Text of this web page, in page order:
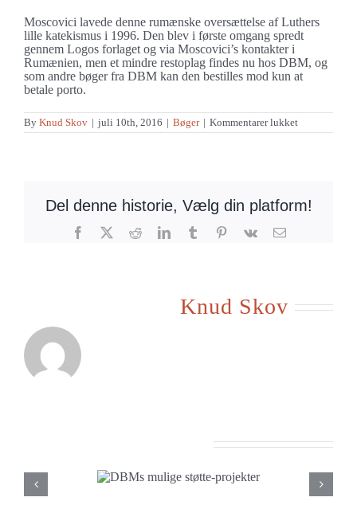
Moscovici lavede denne rumænske oversættelse af Luthers
lille katekismus i 1996. Den blev i første omgang spredt
gennem Logos forlaget og via Moscovici’s kontakter i
Rumænien, men et mindre restoplag findes nu hos DBM, og
som andre bøger fra DBM kan den bestilles mod kun at
betale porto.
By Knud Skov | juli 10th, 2016 | Bøger | Kommentarer lukkettil
Luthers
Del denne historie, Vælg din platform!
Facebook
X RedditLinkedInTumblrPinterest
Vk
E-
Knud Skov
mulige